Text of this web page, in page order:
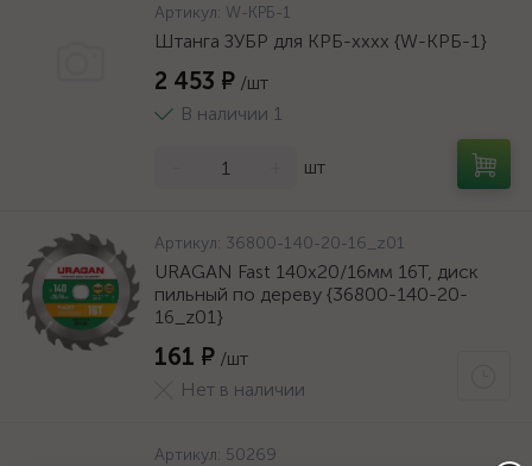
Артикул: W-КРБ-1
Штанга ЗУБР для КРБ-хххх {W-КРБ-1}
2 453 ₽ /шт
В наличии 1
шт
Артикул: 36800-140-20-16_z01
URAGAN Fast 140x20/16мм 16Т, диск
пильный по дереву {36800-140-20-
16_z01}
161 ₽ /шт
Нет в наличии
Артикул: 50269